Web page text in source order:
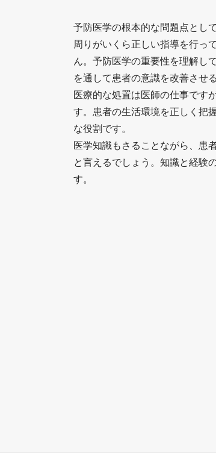
予防医学の根本的な問題点とし
周りがいくら正しい指導を行っ
ん。予防医学の重要性を理解し
を通して患者の意識を改善させ
医療的な処置は医師の仕事です
す。患者の生活環境を正しく把
な役割です。
医学知識もさることながら、患
と言えるでしょう。知識と経験
す。